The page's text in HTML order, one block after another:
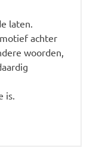
laten.
achter
woorden,
is.